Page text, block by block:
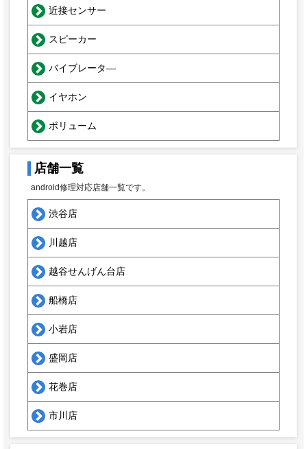
近接センサー
スピーカー
バイブレータ―
イヤホン
ボリューム
店舗一覧
android修理対応店舗一覧です。
渋谷店
川越店
越谷せんげん台店
船橋店
小岩店
盛岡店
花巻店
市川店